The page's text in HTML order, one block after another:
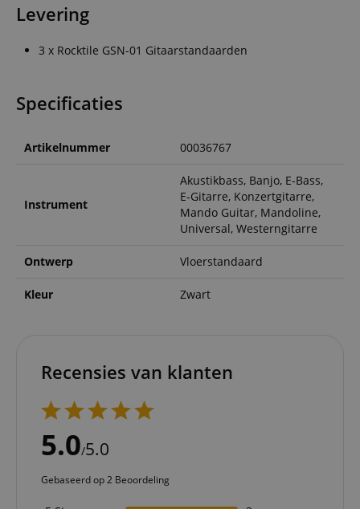
Levering
3 x Rocktile GSN-01 Gitaarstandaarden
Specificaties
Artikelnummer 00036767
Instrument
Akustikbass, Banjo, E-Bass,
E-Gitarre, Konzertgitarre,
Mando Guitar, Mandoline,
Universal, Westerngitarre
Ontwerp Vloerstandaard
Kleur Zwart
Recensies van klanten
5.0/5.0
Gebaseerd op 2 Beoordeling